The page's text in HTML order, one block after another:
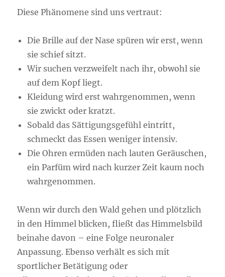
Diese Phänomene sind uns vertraut:
Die Brille auf der Nase spüren wir erst, wenn
sie schief sitzt.
Wir suchen verzweifelt nach ihr, obwohl sie
auf dem Kopf liegt.
Kleidung wird erst wahrgenommen, wenn
sie zwickt oder kratzt.
Sobald das Sättigungsgefühl eintritt,
schmeckt das Essen weniger intensiv.
Die Ohren ermüden nach lauten Geräuschen,
ein Parfüm wird nach kurzer Zeit kaum noch
wahrgenommen.
Wenn wir durch den Wald gehen und plötzlich
in den Himmel blicken, fließt das Himmelsbild
beinahe davon – eine Folge neuronaler
Anpassung. Ebenso verhält es sich mit
sportlicher Betätigung oder